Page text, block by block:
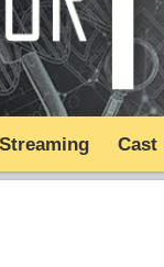
Streaming Cast